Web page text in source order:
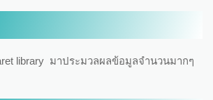
library มาประมวลผลข้อมูลจำนวนมากๆ